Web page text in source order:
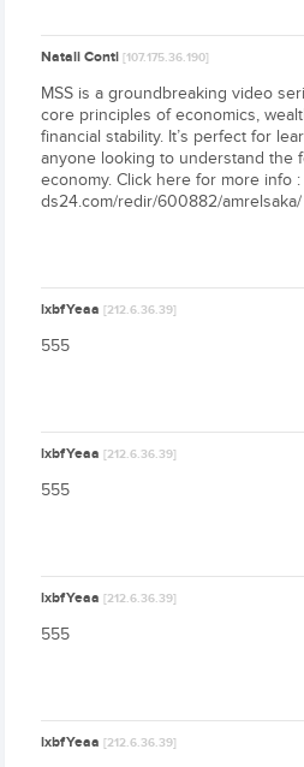
Natali Conti[107.175.36.190]
MSS is a groundbreaking video
core principles of economics,
financial stability. It’s perfect for
anyone looking to understand the
economy. Click here for more info
ds24.com/redir/600882/amrelsaka/
lxbfYeaa[212.6.36.39]
555
lxbfYeaa[212.6.36.39]
555
lxbfYeaa[212.6.36.39]
555
lxbfYeaa[212.6.36.39]